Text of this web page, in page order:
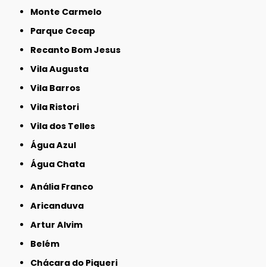
Monte Carmelo
Parque Cecap
Recanto Bom Jesus
Vila Augusta
Vila Barros
Vila Ristori
Vila dos Telles
Água Azul
Água Chata
Anália Franco
Aricanduva
Artur Alvim
Belém
Chácara do Piqueri